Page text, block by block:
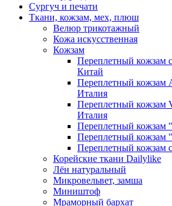
Сургуч и печати
Ткани, кожзам, мех, плюш
Велюр трикотажный
Кожа искусственная
Кожзам
Переплетный кожзам
Китай
Переплетный кожзам
Италия
Переплетный кожзам
Италия
Переплетный кожзам
Переплетный кожзам
Переплетный кожзам
Корейские ткани Dailylike
Лён натуральный
Микровельвет, замша
Миништоф
Мраморный бархат